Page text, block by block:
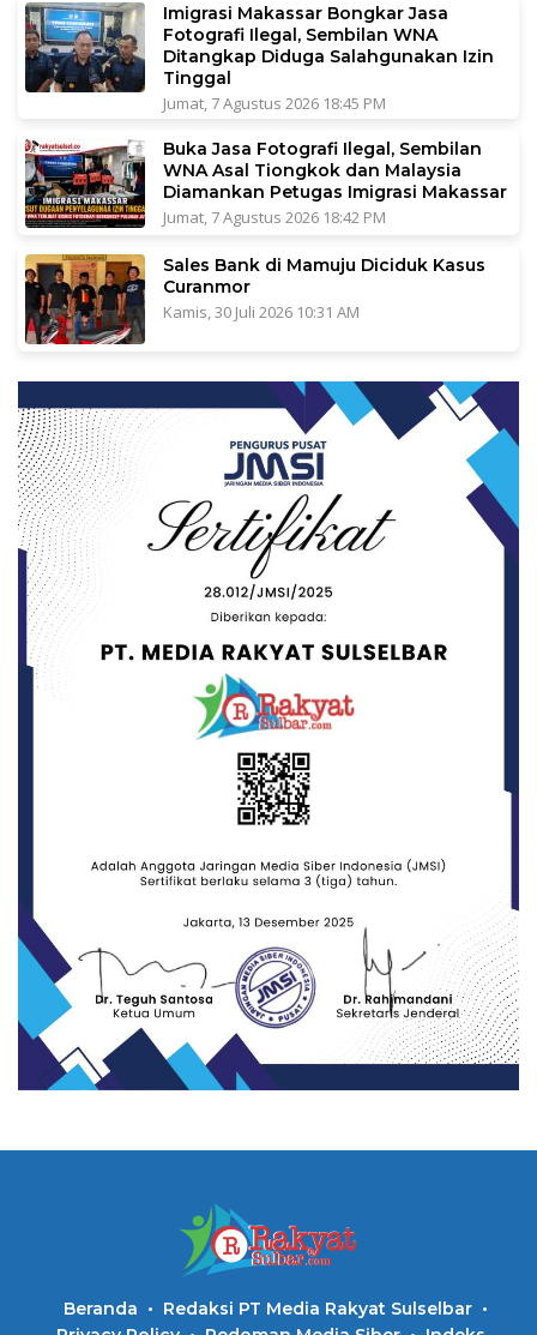
Imigrasi Makassar Bongkar Jasa
Fotografi Ilegal, Sembilan WNA
Ditangkap Diduga Salahgunakan Izin
Tinggal
Jumat, 7 Agustus 2026 18:45 PM
Buka Jasa Fotografi Ilegal, Sembilan
WNA Asal Tiongkok dan Malaysia
Diamankan Petugas Imigrasi Makassar
Jumat, 7 Agustus 2026 18:42 PM
Sales Bank di Mamuju Diciduk Kasus
Curanmor
Kamis, 30 Juli 2026 10:31 AM
Beranda
Redaksi PT Media Rakyat Sulselbar